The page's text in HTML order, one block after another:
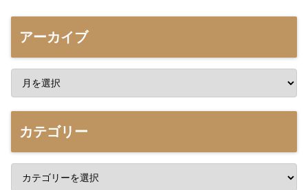
アーカイブ
カテゴリー